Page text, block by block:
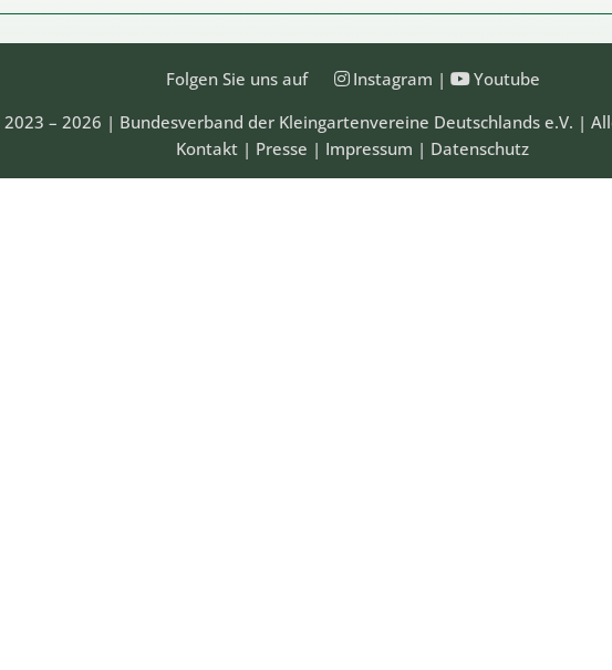
Folgen Sie uns auf Instagram |
Youtube
2023 – 2026 | Bundesverband der Kleingartenvereine Deutschlands e.V. |
Kontakt | Presse | Impressum | Datenschutz